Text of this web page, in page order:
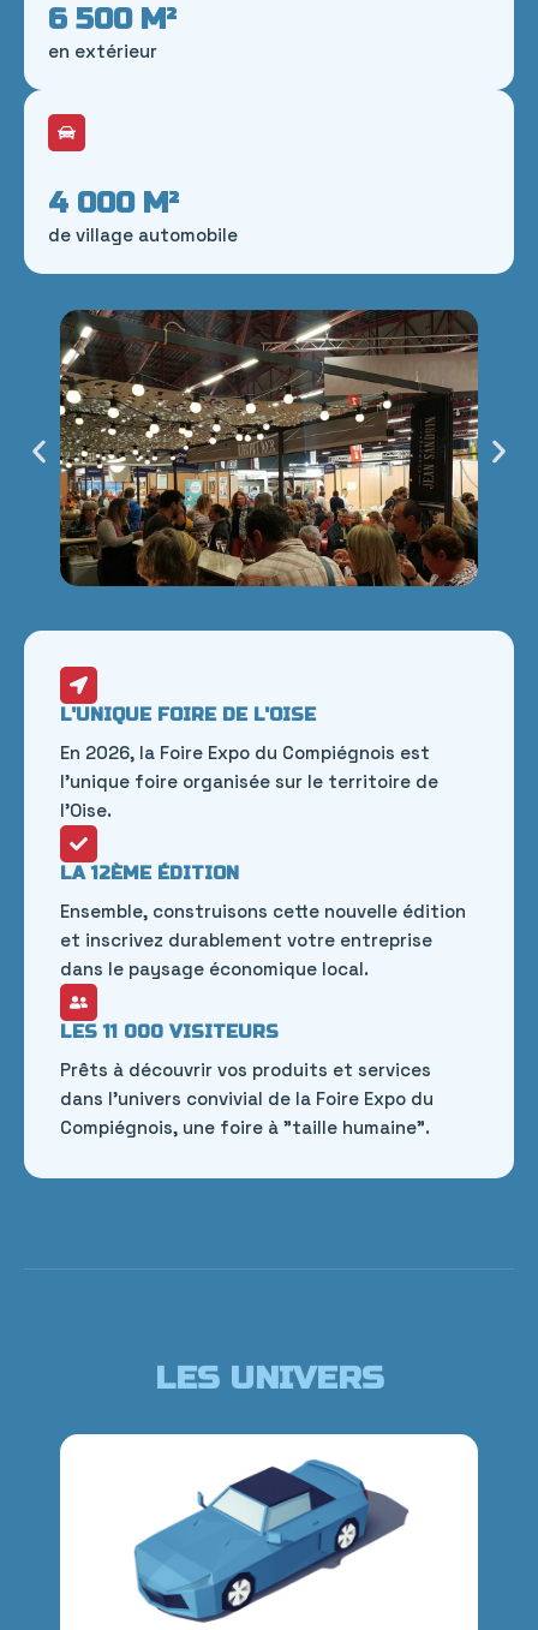
en extérieur
6 500 M²
de village automobile
4 000 M²
L'UNIQUE FOIRE DE L'OISE
En 2026, la Foire Expo du Compiégnois est
l'unique foire organisée sur le territoire de
l'Oise.
LA 12ÈME ÉDITION
Ensemble, construisons cette nouvelle édition
et inscrivez durablement votre entreprise
dans le paysage économique local.
LES 11 000 VISITEURS
Prêts à découvrir vos produits et services
dans l'univers convivial de la Foire Expo du
Compiégnois, une foire à "taille humaine".
LES UNIVERS